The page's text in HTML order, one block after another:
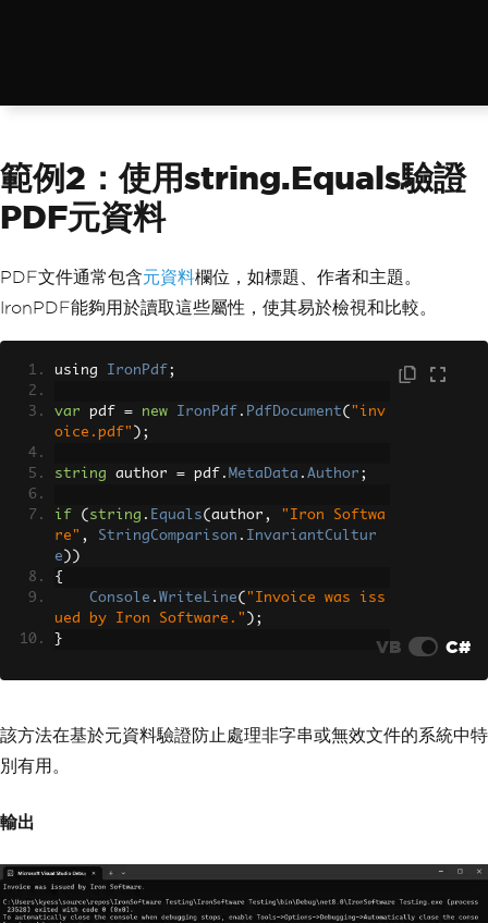
範例2：使用string.Equals驗證
PDF元資料
PDF文件通常包含元資料欄位，如標題、作者和主題。
IronPDF能夠用於讀取這些屬性，使其易於檢視和比較。
using IronPdf ;
var pdf = new IronPdf . PdfDocument( "inv
oice.pdf" );
string author = pdf . MetaData . Author ;
if ( string . Equals( author ,
"Iron Softwa
re" , StringComparison . InvariantCultur
e ))
{
Console . WriteLine( "Invoice was iss
ued by Iron Software." );
}
VB C#
該方法在基於元資料驗證防止處理非字串或無效文件的系統中特
別有用。
輸出